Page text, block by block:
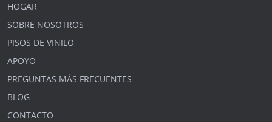
HOGAR
SOBRE NOSOTROS
PISOS DE VINILO
APOYO
PREGUNTAS MÁS FRECUENTES
BLOG
CONTACTO